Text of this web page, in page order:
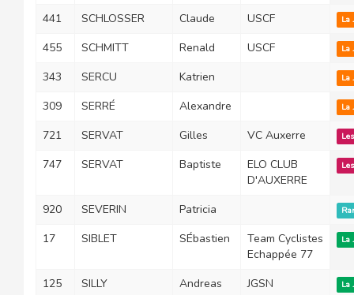
441 SCHLOSSER Claude USCF La
455 SCHMITT Renald USCF La
343 SERCU Katrien La
309 SERRÉ Alexandre La
721 SERVAT Gilles VC Auxerre
747 SERVAT Baptiste
ELO CLUB
D'AUXERRE
920 SEVERIN Patricia
17 SIBLET SÉbastien
Team Cyclistes
Echappée 77
La
125 SILLY Andreas JGSN La